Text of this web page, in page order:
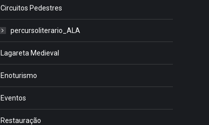
Circuitos Pedestres
percursoliterario_ALA
Lagareta Medieval
Enoturismo
Eventos
Restauração